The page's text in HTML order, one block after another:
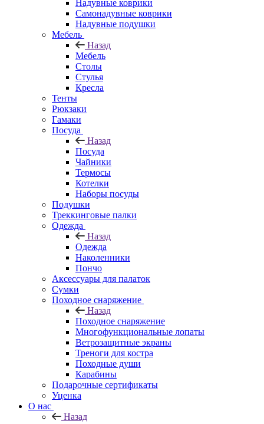
Надувные коврики
Самонадувные коврики
Надувные подушки
Мебель
Назад
Мебель
Столы
Стулья
Кресла
Тенты
Рюкзаки
Гамаки
Посуда
Назад
Посуда
Чайники
Термосы
Котелки
Наборы посуды
Подушки
Треккинговые палки
Одежда
Назад
Одежда
Наколенники
Пончо
Аксессуары для палаток
Сумки
Походное снаряжение
Назад
Походное снаряжение
Многофункциональные лопаты
Ветрозащитные экраны
Треноги для костра
Походные души
Карабины
Подарочные сертификаты
Уценка
О нас
Назад